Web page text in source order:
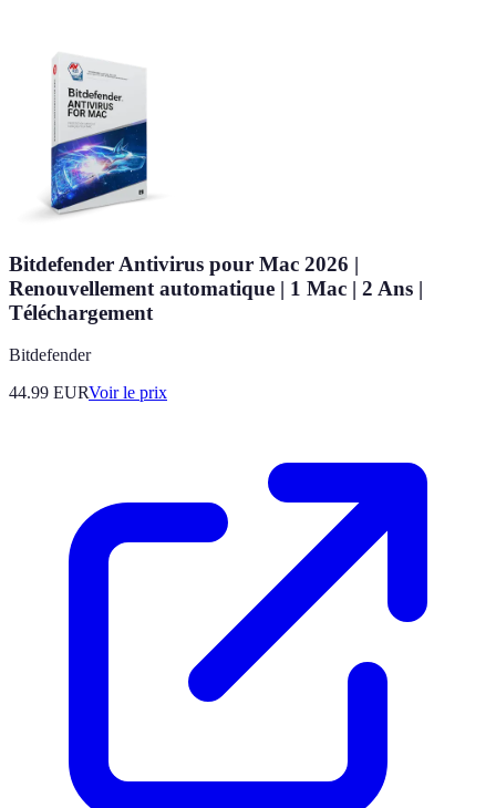
Bitdefender Antivirus pour Mac 2026 |
Renouvellement automatique | 1 Mac | 2 Ans |
Téléchargement
Bitdefender
44.99 EURVoir le prix